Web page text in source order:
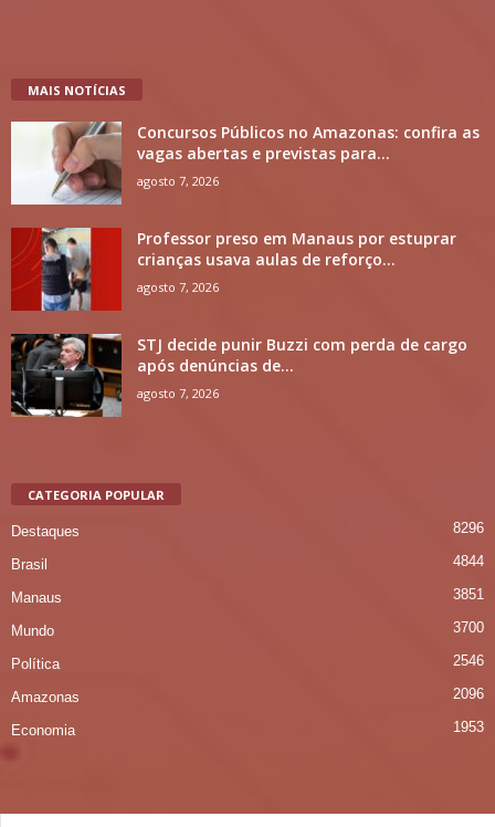
MAIS NOTÍCIAS
Concursos Públicos no Amazonas: confira as
vagas abertas e previstas para...
agosto 7, 2026
Professor preso em Manaus por estuprar
crianças usava aulas de reforço...
agosto 7, 2026
STJ decide punir Buzzi com perda de cargo
após denúncias de...
agosto 7, 2026
CATEGORIA POPULAR
Destaques 8296
Brasil 4844
Manaus 3851
Mundo 3700
Política 2546
Amazonas 2096
Economia 1953